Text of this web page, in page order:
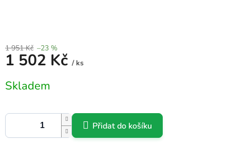
1 951 Kč –23 %
1 502 Kč / ks
cena:
Skladem
Přidat do košíku